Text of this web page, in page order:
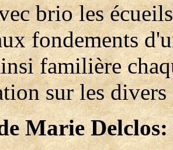
brio les
fondements
familière
sur les
Marie Delclos: